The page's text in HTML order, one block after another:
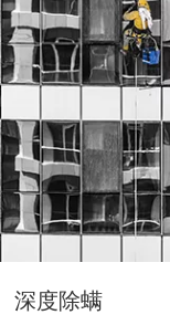
深度除螨